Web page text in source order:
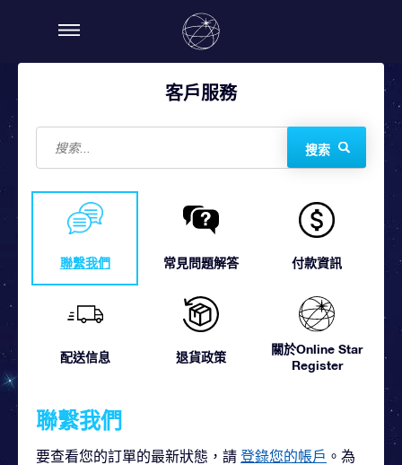
客戶服務
搜索
聯繫我們 常見問題解答 付款資訊
配送信息 退貨政策
關於Online Star
Register
聯繫我們
要查看您的訂單的最新狀態，請 登錄您的帳戶 。為